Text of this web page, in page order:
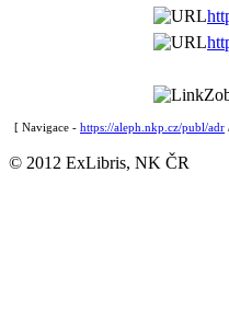
[ Navigace - https://aleph.nkp.cz/publ/adr
© 2012 ExLibris, NK ČR